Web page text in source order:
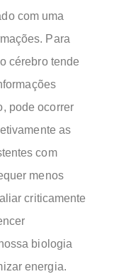
com uma
Para
cérebro tende
pode ocorrer
as
com
menos
criticamente
biologia
energia.